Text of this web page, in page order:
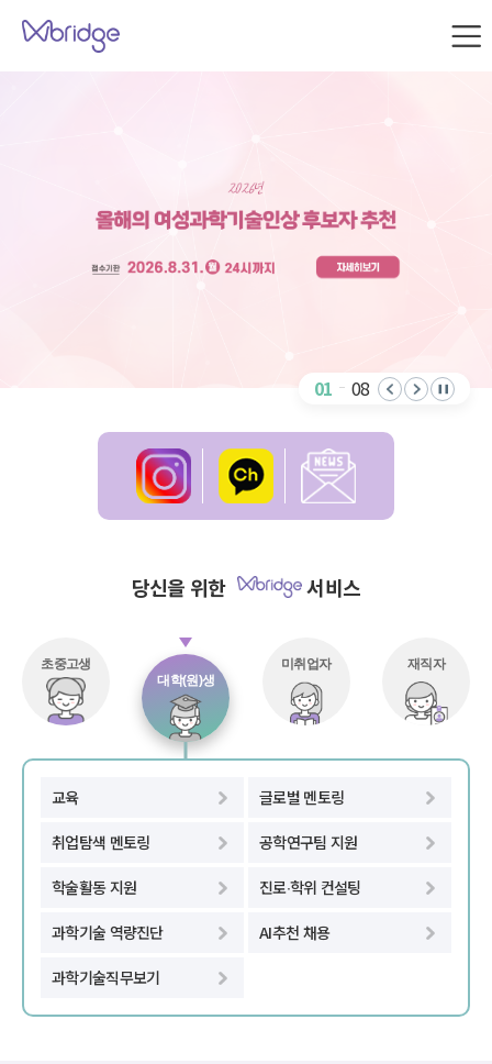
W
01 08
재
정
인
스
카
카
뉴
스
당신을 위한 서비스
초중고생
대학(원)생
미취업자 재직자
대
학
생
교육 글로벌 멘토링
취업탐색 멘토링 공학연구팀 지원
학술활동 지원 진로∙학위 컨설팅
과학기술 역량진단 AI추천 채용
과학기술직무보기